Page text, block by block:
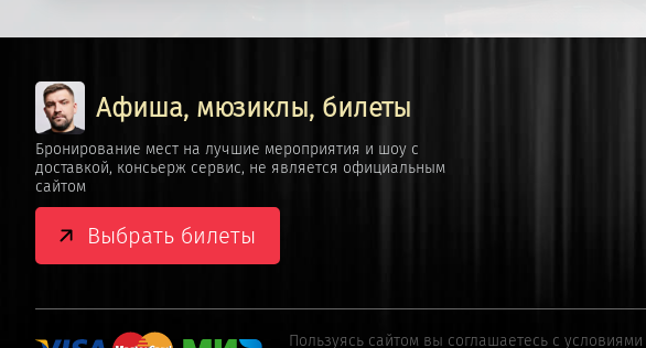
Афиша, мюзиклы, билеты
Бронирование мест на лучшие мероприятия и шоу с
доставкой, консьерж сервис, не является официальным
сайтом
Выбрать билеты
Пользуясь сайтом вы соглашаетесь с условиями